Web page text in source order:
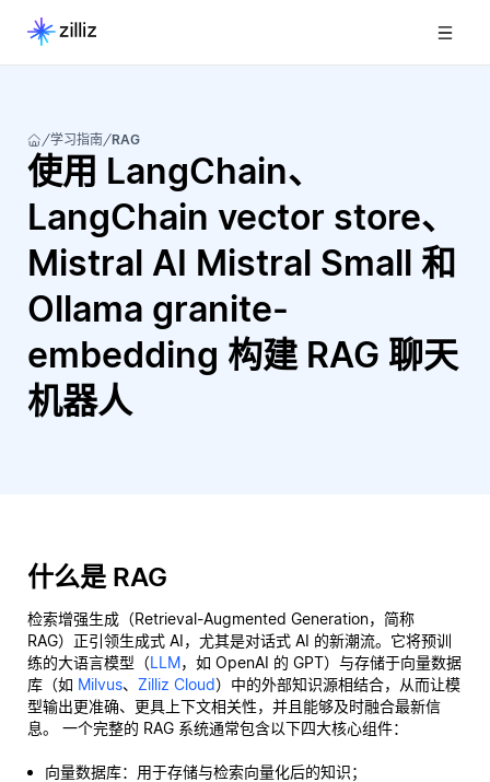
学习指南 RAG
使用 LangChain、
LangChain vector store、
Mistral AI Mistral Small 和
Ollama granite-
embedding 构建 RAG 聊天
机器人
什么是 RAG
检索增强生成（Retrieval-Augmented Generation，简称
RAG）正引领生成式 AI，尤其是对话式 AI 的新潮流。它将预训
练的大语言模型（LLM，如 OpenAI 的 GPT）与存储于向量数据
库（如 Milvus、 Zilliz Cloud）中的外部知识源相结合，从而让模
型输出更准确、更具上下文相关性，并且能够及时融合最新信
息。 一个完整的 RAG 系统通常包含以下四大核心组件：
向量数据库：用于存储与检索向量化后的知识；